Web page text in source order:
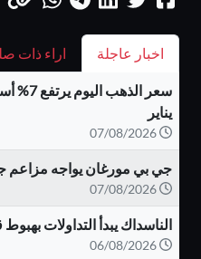
اخبار عاجلة اراء ذات
سعر
يناير
جي بي مورغان يواجه مزاعم
الناسداك يبدأ التداولات